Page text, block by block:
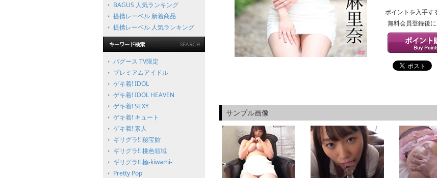
BAGUS 人気ランキング
提携レーベル 新着商品
提携レーベル 人気ランキング
バグース TV限定
プレミアムアイドル
ゲキ着! IDOL
ゲキ着! IDOL HEAVEN
ゲキ着! SEXY
ゲキ着! キュート
ゲキ着! 素人
ギリグラ!! 秘宝館
ギリグラ!! 桃色領域
ギリグラ!! 極-kiwami-
Pretty Pop
ポイントを入手す
無料会員登録後
サンプル画像